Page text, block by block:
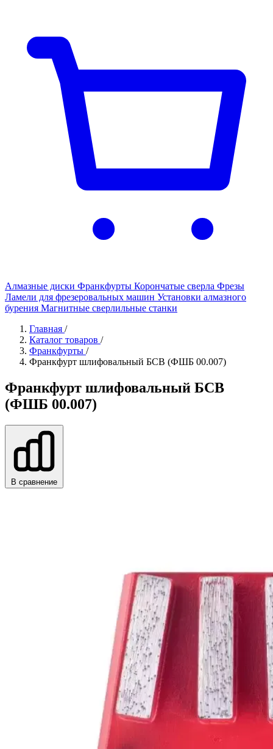
Алмазные диски Франкфурты Корончатые сверла Фрезы
Ламели для фрезеровальных машин Установки алмазного
бурения Магнитные сверлильные станки
Главная /
Каталог товаров /
Франкфурты /
Франкфурт шлифовальный БСВ (ФШБ 00.007)
Франкфурт шлифовальный БСВ
(ФШБ 00.007)
В сравнение